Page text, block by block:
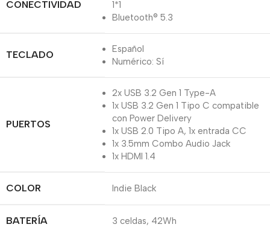
CONECTIVIDAD
1*1
Bluetooth® 5.3
TECLADO
Español
Numérico: Sí
PUERTOS
2x USB 3.2 Gen 1 Type-A
1x USB 3.2 Gen 1 Tipo C compatible
con Power Delivery
1x USB 2.0 Tipo A, 1x entrada CC
1x 3.5mm Combo Audio Jack
1x HDMI 1.4
COLOR Indie Black
BATERÍA 3 celdas, 42Wh